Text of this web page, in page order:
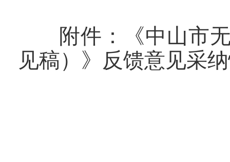
附件：《中山市
见稿）》反馈意见采